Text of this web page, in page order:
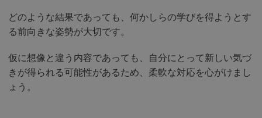
どのような結果であっても、何かしらの学びを得ようとす
る前向きな姿勢が大切です。
仮に想像と違う内容であっても、自分にとって新しい気づ
きが得られる可能性があるため、柔軟な対応を心がけまし
ょう。